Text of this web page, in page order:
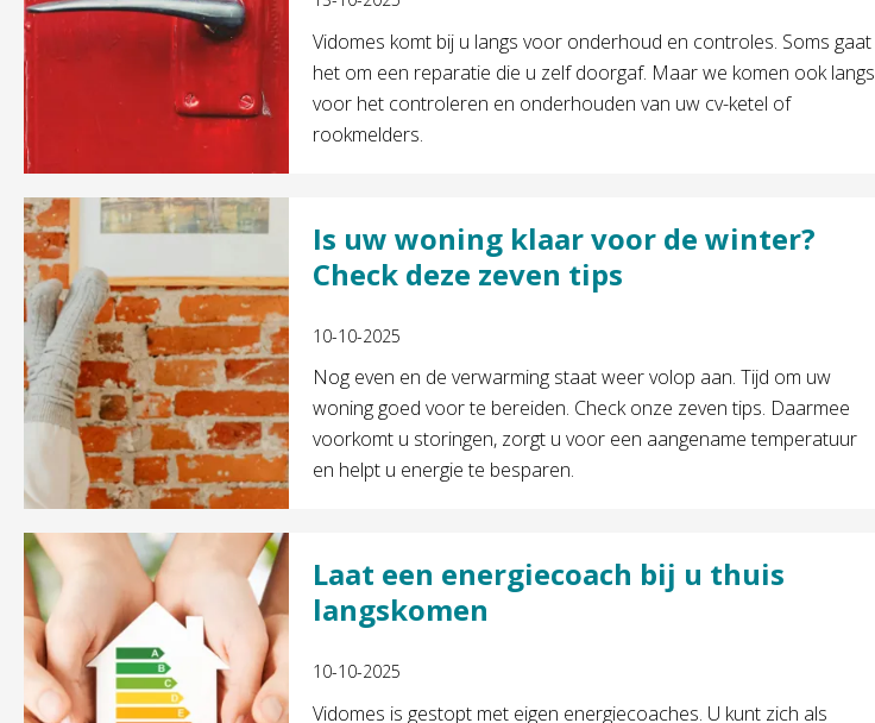
Vidomes komt bij u langs voor onderhoud en controles. Soms gaat
het om een reparatie die u zelf doorgaf. Maar we komen ook langs
voor het controleren en onderhouden van uw cv-ketel of
rookmelders.
Is uw woning klaar voor de winter?
Check deze zeven tips
10-10-2025
Nog even en de verwarming staat weer volop aan. Tijd om uw
woning goed voor te bereiden. Check onze zeven tips. Daarmee
voorkomt u storingen, zorgt u voor een aangename temperatuur
en helpt u energie te besparen.
Laat een energiecoach bij u thuis
langskomen
10-10-2025
Vidomes is gestopt met eigen energiecoaches. U kunt zich als